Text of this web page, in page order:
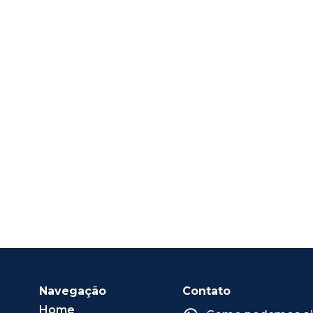
Navegação
Home
Contato